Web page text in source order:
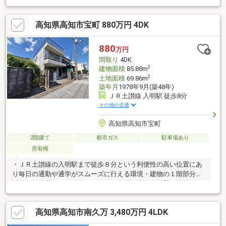
ナーバルコニー１坪超あって大きな物でも干せます！太陽光発電
＋蓄電池付きのエコロジーな生活を実感いただけます♪
高知県高知市宝町 880万円 4DK
880万円
間取り 4DK
建物面積85.88m2
土地面積69.86m2
築年月 1978年9月(築48年)
ＪＲ土讃線 入明駅 徒歩8分
その他の交通
高知県高知市宝町
2階建て 都市ガス
駐車場あり
所有権
・ＪＲ土讃線の入明駅まで徒歩８分という利便性の高い位置にあ
り毎日の通勤や通学がスムーズに行える環境・建物の１階部分は
たれており活用しやすい・２階部分は居住スペースとなっており
好みに合わせてリフォームを行うことで快適な空間づくりを楽し
める・落ち着いた閑静な住宅地に立地しており夏の季節には自宅
から心地よく花火大会鑑賞を満喫できる魅力的な環境 【周辺環
高知県高知市南久万 3,480万円 4LDK